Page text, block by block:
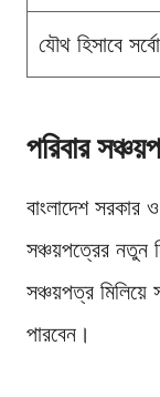
যৌথ হিসাবে
পরিবার
বাংলাদেশ সরকার
সঞ্চয়পত্রের নতুন
সঞ্চয়পত্র মিলিয়ে
পারবেন।